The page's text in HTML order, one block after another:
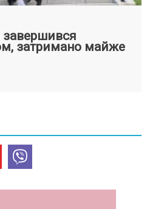
завершився
затримано майже